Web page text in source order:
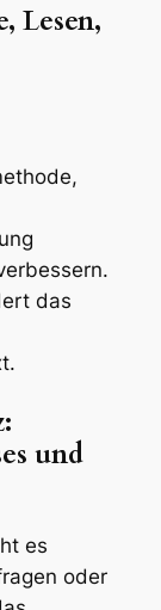
Lesen,
das
und
es
oder